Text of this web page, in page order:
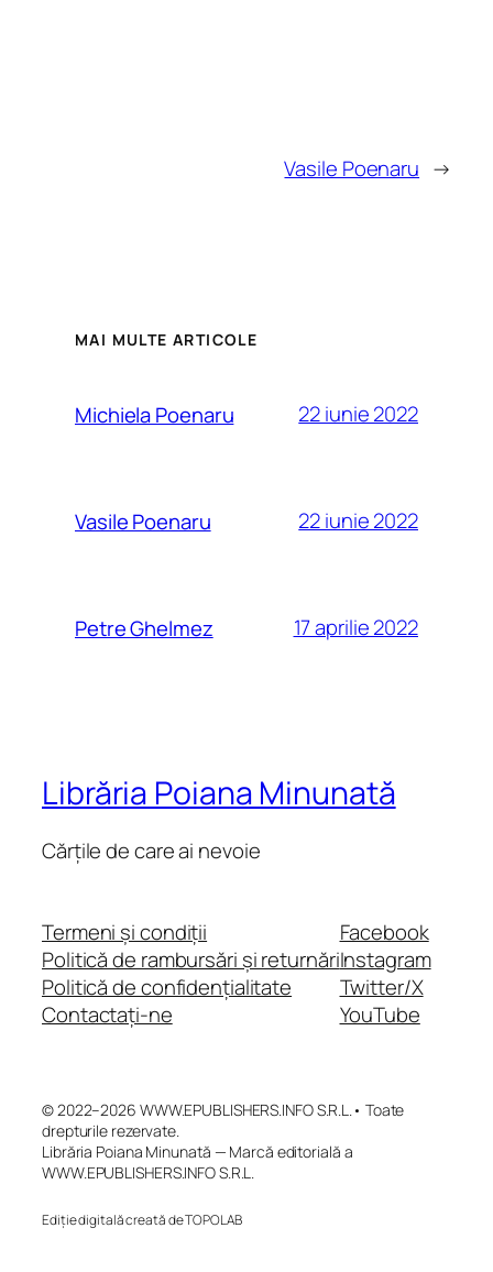
Vasile Poenaru →
MAI MULTE ARTICOLE
Michiela Poenaru 22 iunie 2022
Vasile Poenaru 22 iunie 2022
Petre Ghelmez 17 aprilie 2022
Librăria Poiana Minunată
Cărțile de care ai nevoie
Termeni și condiții
Politică de rambursări și returnări
Politică de confidențialitate
Contactați-ne
Facebook
Instagram
Twitter/X
YouTube
© 2022–2026 WWW.EPUBLISHERS.INFO S.R.L.• Toate
drepturile rezervate.
Librăria Poiana Minunată — Marcă editorială a
WWW.EPUBLISHERS.INFO S.R.L.
Ediție digitală creată de TOPOLAB